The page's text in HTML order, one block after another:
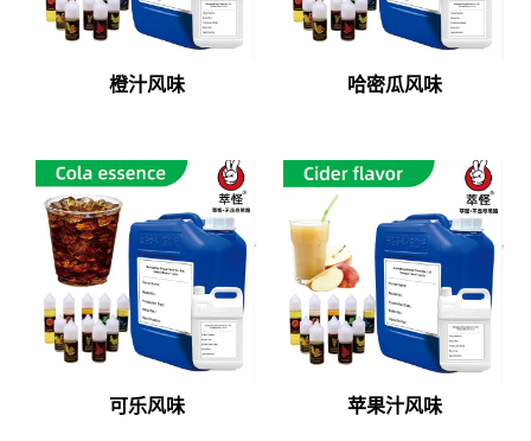
橙汁风味 哈密瓜风味
可乐风味 苹果汁风味